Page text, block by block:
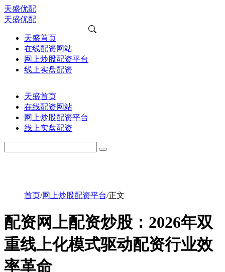
天盛优配
天盛优配
天盛首页
在线配资网站
网上炒股配资平台
线上实盘配资
天盛首页
在线配资网站
网上炒股配资平台
线上实盘配资
首页/网上炒股配资平台/正文
配资网上配资炒股：2026年双
重线上化模式驱动配资行业效
率革命